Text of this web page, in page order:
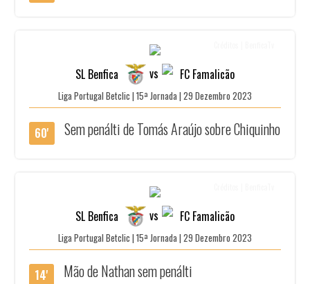
SL Benfica vs FC Famalicão
Liga Portugal Betclic | 15ª Jornada | 29 Dezembro 2023
60' Sem penálti de Tomás Araújo sobre Chiquinho
SL Benfica vs FC Famalicão
Liga Portugal Betclic | 15ª Jornada | 29 Dezembro 2023
14' Mão de Nathan sem penálti